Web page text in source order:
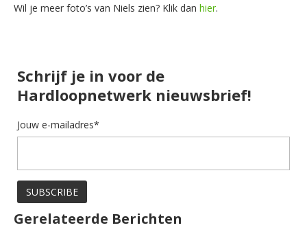
Wil je meer foto’s van Niels zien? Klik dan hier.
Schrijf je in voor de
Hardloopnetwerk nieuwsbrief!
Jouw e-mailadres*
Gerelateerde Berichten